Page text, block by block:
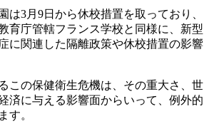
は3月 9日から休校措置を取っており、
育庁管轄フランス学校と同様に、新型
に関連した隔離政策や休校措置の影響
この保健衛生危機は、その重大さ、世
済に与える影響面からいって、例外的
す。